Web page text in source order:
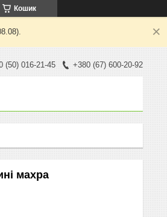
Кошик
(50) 016-21-45 +380 (67) 600-20-92
махра